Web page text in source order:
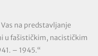
na predstavljanje
u fašističkim, nacističkim
– 1945.“